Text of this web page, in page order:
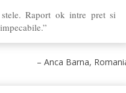
Raport ok intre pret si
Anca Barna